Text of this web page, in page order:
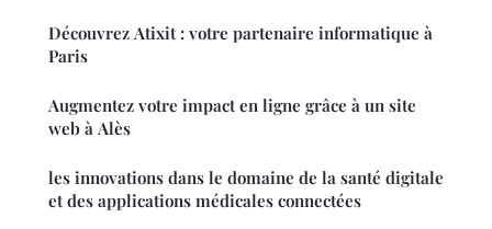
Découvrez Atixit : votre partenaire informatique à
Paris
Augmentez votre impact en ligne grâce à un site
web à Alès
les innovations dans le domaine de la santé digitale
et des applications médicales connectées